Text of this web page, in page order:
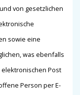
von gesetzlichen
sowie eine
was ebenfalls
Post
Person per E-